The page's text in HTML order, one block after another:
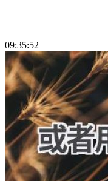
09:35:52